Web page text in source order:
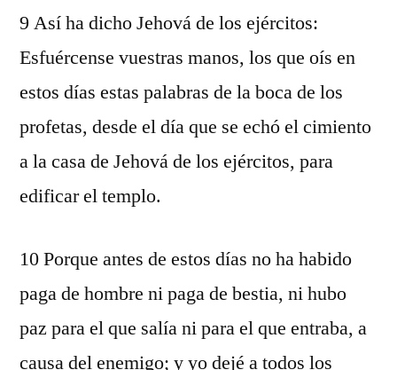
9 Así ha dicho Jehová de los ejércitos:
Esfuércense vuestras manos, los que oís en
estos días estas palabras de la boca de los
profetas, desde el día que se echó el cimiento
a la casa de Jehová de los ejércitos, para
edificar el templo.
10 Porque antes de estos días no ha habido
paga de hombre ni paga de bestia, ni hubo
paz para el que salía ni para el que entraba, a
causa del enemigo; y yo dejé a todos los